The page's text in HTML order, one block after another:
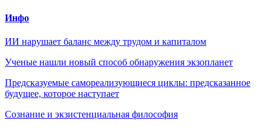
Инфо
ИИ нарушает баланс между трудом и капиталом
Ученые нашли новый способ обнаружения экзопланет
Предсказуемые самореализующиеся циклы: предсказанное
будущее, которое наступает
Сознание и экзистенциальная философия